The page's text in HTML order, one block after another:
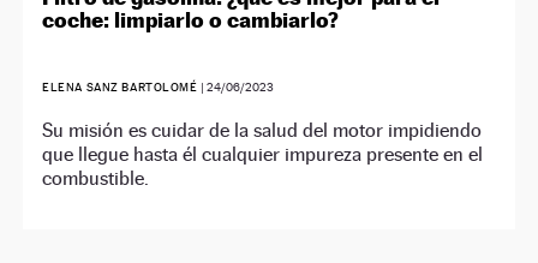
coche: limpiarlo o cambiarlo?
ELENA SANZ BARTOLOMÉ | 24/06/2023
Su misión es cuidar de la salud del motor impidiendo
que llegue hasta él cualquier impureza presente en el
combustible.